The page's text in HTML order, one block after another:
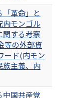
「革命」と
内モンゴル
関する考察
等の外部資
ード(内モン
族主義、内
中国共産党